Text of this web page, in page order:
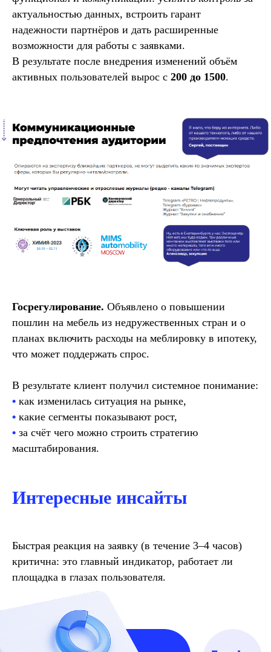
актуальностью данных, встроить гарант
надежности партнёров и дать расширенные
возможности для работы с заявками.
В результате после внедрения изменений объём
активных пользователей вырос с 200 до 1500.
Госрегулирование. Объявлено о повышении
пошлин на мебель из недружественных стран и о
планах включить расходы на меблировку в ипотеку,
что может поддержать спрос.
В результате клиент получил системное понимание:
• как изменилась ситуация на рынке,
• какие сегменты показывают рост,
• за счёт чего можно строить стратегию
масштабирования.
Интересные инсайты
Быстрая реакция на заявку (в течение 3–4 часов)
критична: это главный индикатор, работает ли
площадка в глазах пользователя.
Вы можете бесплатно
посмотреть демо-
версию отчета
Посмотреть примеры отчётов
Получите бесплатную
консультацию от
руководителя агенства:
Разберем ситуацию в вашей
компании
исследование решит
задачу?